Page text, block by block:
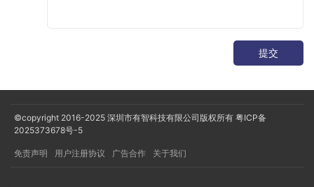
提交
©copyright 2016-2025 深圳市有智科技有限公司版权所有 粤ICP备
2025373678号-5
免责声明 用户注册协议 广告合作 关于我们